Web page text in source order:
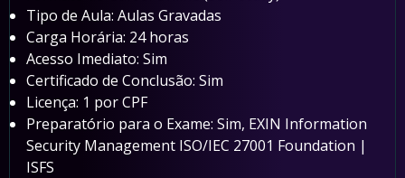
Tipo de Aula: Aulas Gravadas
Carga Horária: 24 horas
Acesso Imediato: Sim
Certificado de Conclusão: Sim
Licença: 1 por CPF
Preparatório para o Exame: Sim, EXIN Information
Security Management ISO/IEC 27001 Foundation |
ISFS